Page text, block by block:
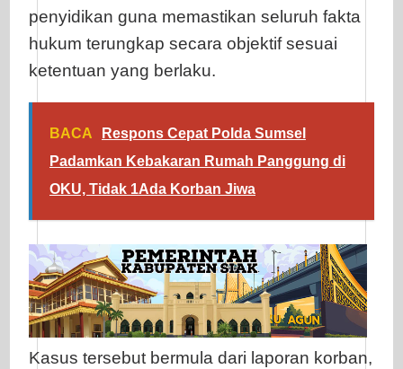
penyidikan guna memastikan seluruh fakta
hukum terungkap secara objektif sesuai
ketentuan yang berlaku.
BACA
Respons Cepat Polda Sumsel
Padamkan Kebakaran Rumah Panggung di
OKU, Tidak 1Ada Korban Jiwa
Kasus tersebut bermula dari laporan korban,